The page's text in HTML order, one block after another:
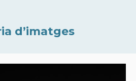
d’imatges